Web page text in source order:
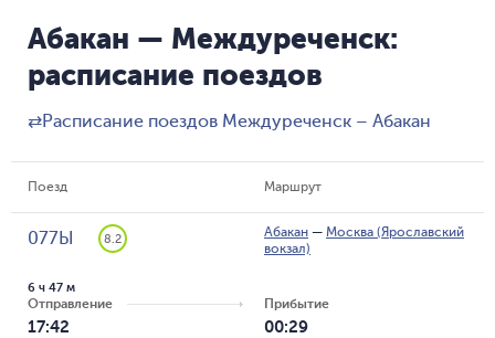
Абакан — Междуреченск:
расписание поездов
⇄Расписание поездов Междуреченск – Абакан
Поезд Маршрут
077Ы 8.2 Абакан — Москва (Ярославский
вокзал)
Отправление
17:42
6 ч 47 м
Прибытие
00:29